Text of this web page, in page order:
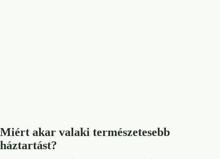
Miért akar valaki természetesebb
háztartást?